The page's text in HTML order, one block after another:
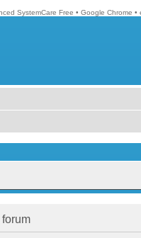
SystemCare Free • Google Chrome •